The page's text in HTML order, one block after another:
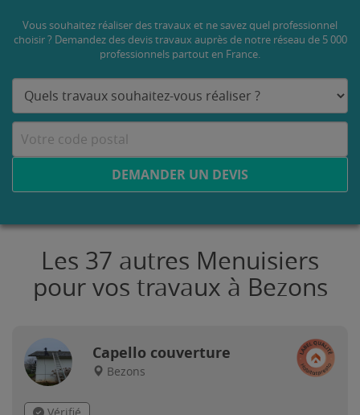
Vous souhaitez réaliser des travaux et ne savez quel professionnel
choisir ? Demandez des devis travaux auprès de notre réseau de 5 000
professionnels partout en France.
DEMANDER UN DEVIS
Les 37 autres Menuisiers
pour vos travaux à Bezons
Capello couverture
Bezons